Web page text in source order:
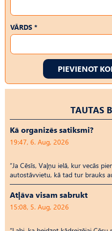
VĀRDS *
PIEVIENOT
TAUTAS
Kā organizēs satiksmi?
19:47, 6. Aug, 2026
“Ja Cēsīs, Vaļņu ielā, kur vecās
autostāvvietu, kā tad tur brauks
Atļāva visam sabrukt
15:08, 5. Aug, 2026